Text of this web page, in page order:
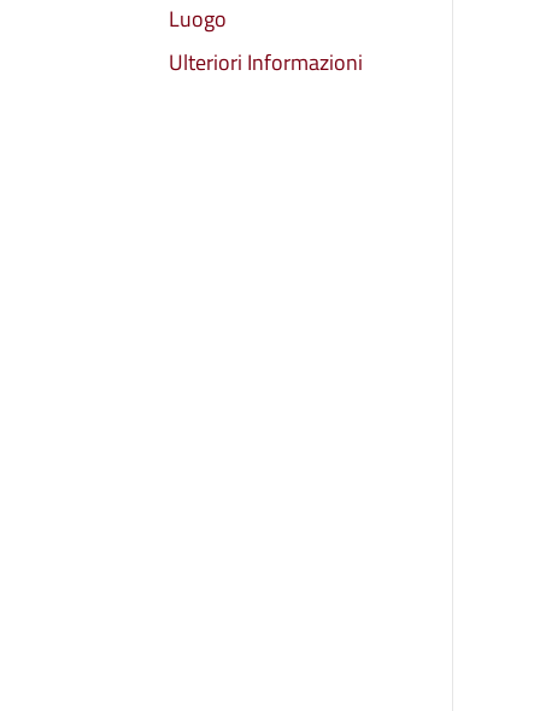
Luogo
Ulteriori Informazioni